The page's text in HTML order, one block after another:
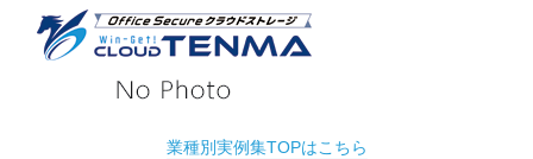
業種別実例集TOPはこちら